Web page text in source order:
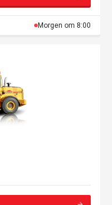
Morgen om 8:00